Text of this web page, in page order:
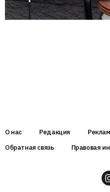
О нас Редакция
Обратная связь
Правовая